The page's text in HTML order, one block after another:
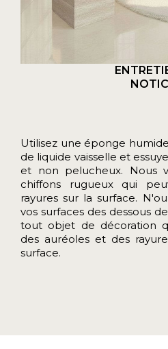
Utilisez une éponge
de liquide vaisselle et
et non pelucheux. Nous
chiffons rugueux qui
rayures sur la surface.
vos surfaces des dessous
tout objet de décoration
des auréoles et des
surface.